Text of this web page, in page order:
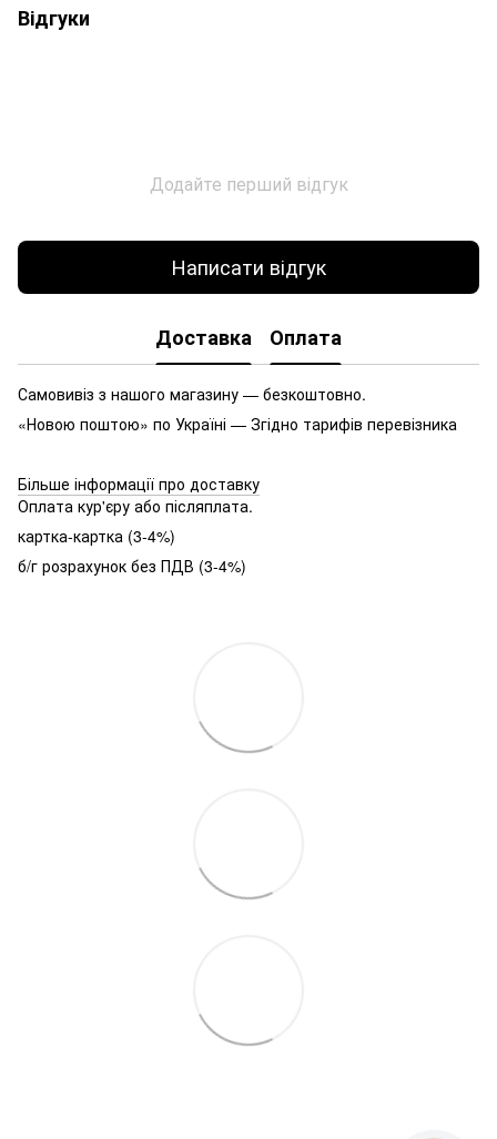
Відгуки
Додайте перший відгук
Написати відгук
Доставка Оплата
Самовивіз з нашого магазину — безкоштовно.
«Новою поштою» по Україні — Згідно тарифів перевізника
Більше інформації про доставку
Оплата кур'єру або післяплата.
картка-картка (3-4%)
б/г розрахунок без ПДВ (3-4%)